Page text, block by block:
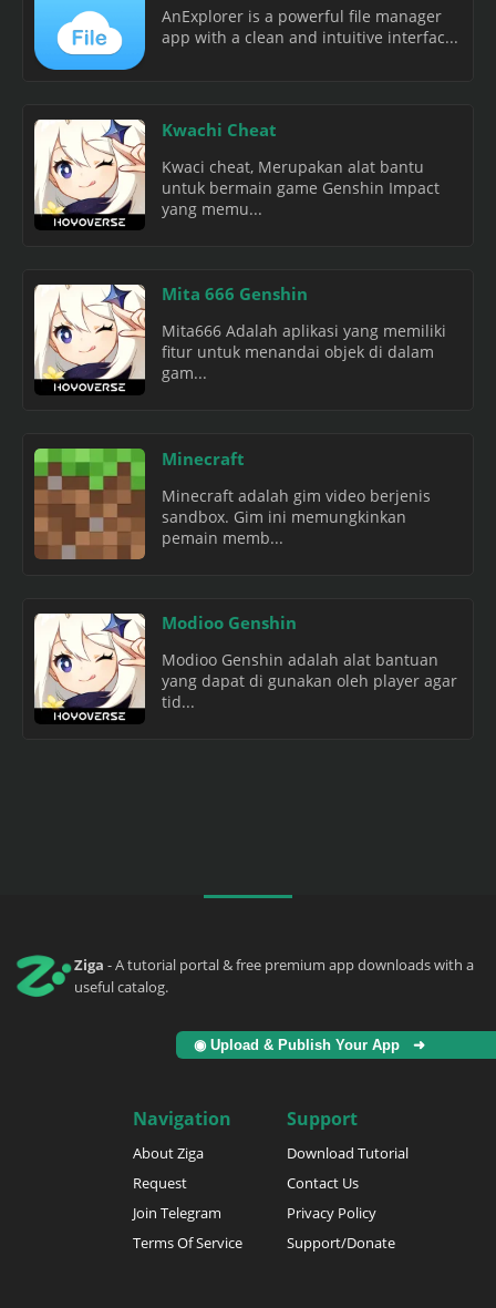
AnExplorer is a powerful file manager
app with a clean and intuitive interfac...
Kwachi Cheat
Kwaci cheat, Merupakan alat bantu
untuk bermain game Genshin Impact
yang memu...
Mita 666 Genshin
Mita666 Adalah aplikasi yang memiliki
fitur untuk menandai objek di dalam
gam...
Minecraft
Minecraft adalah gim video berjenis
sandbox. Gim ini memungkinkan
pemain memb...
Modioo Genshin
Modioo Genshin adalah alat bantuan
yang dapat di gunakan oleh player agar
tid...
Ziga - A tutorial portal & free premium app downloads with a
useful catalog.
◉ Upload & Publish Your App ➜
Navigation
About Ziga
Request
Join Telegram
Terms Of Service
Support
Download Tutorial
Contact Us
Privacy Policy
Support/Donate